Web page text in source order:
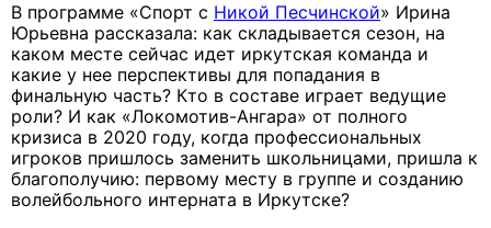
В программе «Спорт с Никой Песчинской» Ирина
Юрьевна рассказала: как складывается сезон, на
каком месте сейчас идет иркутская команда и
какие у нее перспективы для попадания в
финальную часть? Кто в составе играет ведущие
роли? И как «Локомотив-Ангара» от полного
кризиса в 2020 году, когда профессиональных
игроков пришлось заменить школьницами, пришла к
благополучию: первому месту в группе и созданию
волейбольного интерната в Иркутске?